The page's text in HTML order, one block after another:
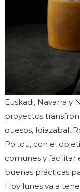
Euskadi, Navarra y
proyectos
quesos, Idiazabal,
Poitou, con el
comunes y
buenas prácticas
Hoy lunes va a